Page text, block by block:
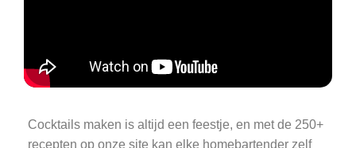
Cocktails maken is altijd een feestje, en met de 250+
recepten op onze site kan elke homebartender zelf